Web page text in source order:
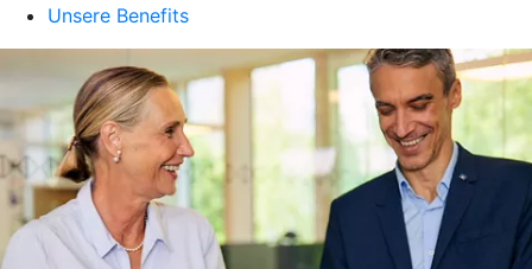
Unsere Benefits